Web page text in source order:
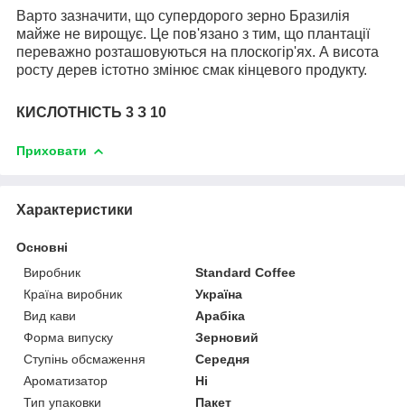
Варто зазначити, що супердорого зерно Бразилія
майже не вирощує. Це пов'язано з тим, що плантації
переважно розташовуються на плоскогір'ях. А висота
росту дерев істотно змінює смак кінцевого продукту.
КИСЛОТНІСТЬ 3 З 10
Приховати
Характеристики
Основні
Виробник
Standard Coffee
Країна виробник
Україна
Вид кави
Арабіка
Форма випуску
Зерновий
Ступінь обсмаження
Середня
Ароматизатор
Ні
Тип упаковки
Пакет